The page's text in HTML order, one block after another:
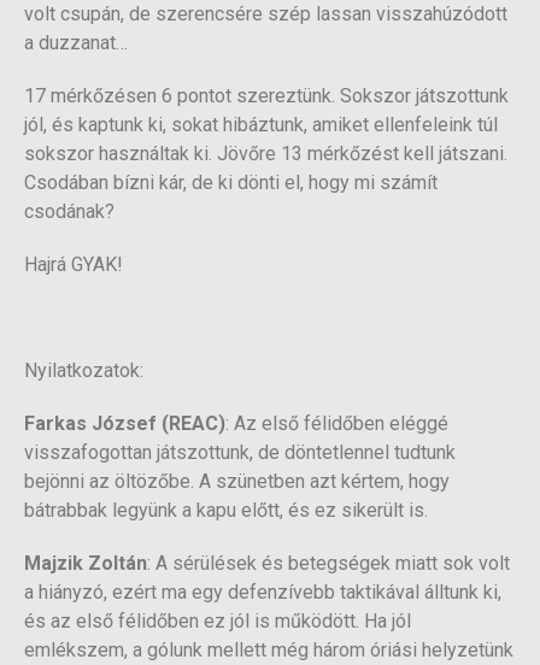
volt csupán, de szerencsére szép lassan visszahúzódott
a duzzanat…
17 mérkőzésen 6 pontot szereztünk. Sokszor játszottunk
jól, és kaptunk ki, sokat hibáztunk, amiket ellenfeleink túl
sokszor használtak ki. Jövőre 13 mérkőzést kell játszani.
Csodában bízni kár, de ki dönti el, hogy mi számít
csodának?
Hajrá GYAK!
Nyilatkozatok:
Farkas József (REAC): Az első félidőben eléggé
visszafogottan játszottunk, de döntetlennel tudtunk
bejönni az öltözőbe. A szünetben azt kértem, hogy
bátrabbak legyünk a kapu előtt, és ez sikerült is.
Majzik Zoltán: A sérülések és betegségek miatt sok volt
a hiányzó, ezért ma egy defenzívebb taktikával álltunk ki,
és az első félidőben ez jól is működött. Ha jól
emlékszem, a gólunk mellett még három óriási helyzetünk